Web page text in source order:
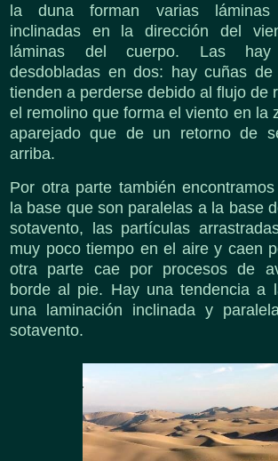
la duna forman varias láminas
inclinadas en la dirección del
láminas del cuerpo. Las
desdobladas en dos: hay cuñas de
tienden a perderse debido al flujo de
el remolino que forma el viento en la
aparejado que de un retorno de
arriba.
Por otra parte también
la base que son paralelas a la base
sotavento, las partículas
muy poco tiempo en el aire y caen
otra parte cae por procesos de
borde al pie. Hay una tendencia a
una laminación inclinada y
sotavento.